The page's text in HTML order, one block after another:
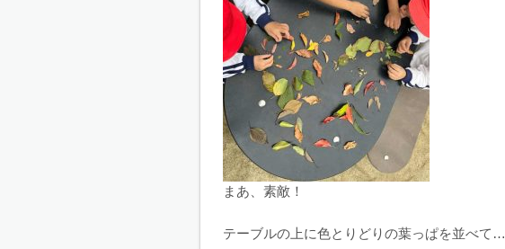
まあ、素敵！
テーブルの上に色とりどりの葉っぱを並べて…